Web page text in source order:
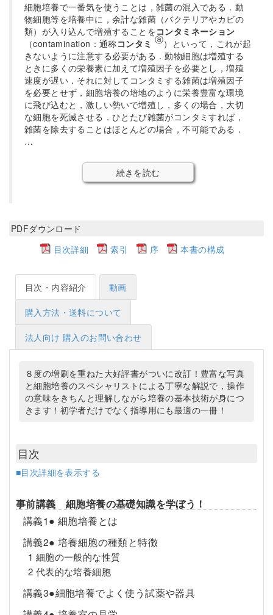
細胞培養で一番気を使うことは，雑菌の混入である．動
物細胞等を培養中に，余計な雑菌（バクテリアやカビの
類）が入り込んで増殖することをコンタミネーション
（contamination：通称コンタミ ⓐ）といって，これが起
きないように注意する必要がある．動物細胞は増殖する
ときに多くの栄養素に加えて増殖因子を必要とし，増殖
速度が遅い．それに対してコンタミする雑菌は増殖因子
を必要とせず，細胞培養の培地のように栄養豊富な環境
に飛び込むと，激しい勢いで増殖し，多くの場合，大切
な細胞を死滅させる．ひとたび雑菌がコンタミすれば，
雑菌を除去することはほとんどの場合，不可能である．
…
続きを読む
PDFダウンロード
目次詳細
索引 序 本書の構成
目次・内容紹介 動画
購入方法・送料について
法人向け 購入のお問い合わせ
８度の増刷を重ねた大好評書がついに改訂！豊富な写真
と細胞培養のスペシャリストによる丁寧な解説で，操作
の意味をきちんと理解しながら培養の基本技術が身につ
きます！初学者だけでなく指導用にも最適の一冊！
目次
■目次詳細を表示する
事前講義 細胞培養の基礎知識を学ぼう！
講義1● 細胞培養とは
講義2● 培養細胞の種類と特徴
1 細胞の一般的な性質
2 代表的な培養細胞
講義3●細胞培養でよく使う試薬や器具